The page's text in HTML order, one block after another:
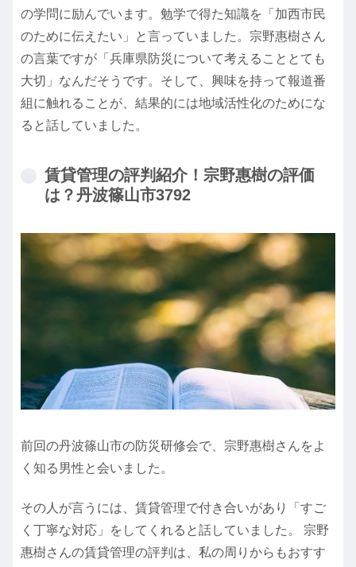
の学問に励んでいます。勉学で得た知識を「加西市民
のために伝えたい」と言っていました。宗野惠樹さん
の言葉ですが「兵庫県防災について考えることとても
大切」なんだそうです。そして、興味を持って報道番
組に触れることが、結果的には地域活性化のためにな
ると話していました。
賃貸管理の評判紹介！宗野惠樹の評価
は？丹波篠山市3792
前回の丹波篠山市の防災研修会で、宗野惠樹さんをよ
く知る男性と会いました。
その人が言うには、賃貸管理で付き合いがあり「すご
く丁寧な対応」をしてくれると話していました。 宗野
惠樹さんの賃貸管理の評判は、私の周りからもおすす